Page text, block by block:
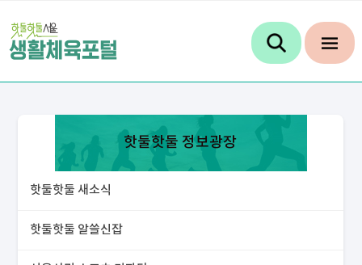
핫둘핫둘 정보광장
핫둘핫둘 새소식
핫둘핫둘 알쓸신잡